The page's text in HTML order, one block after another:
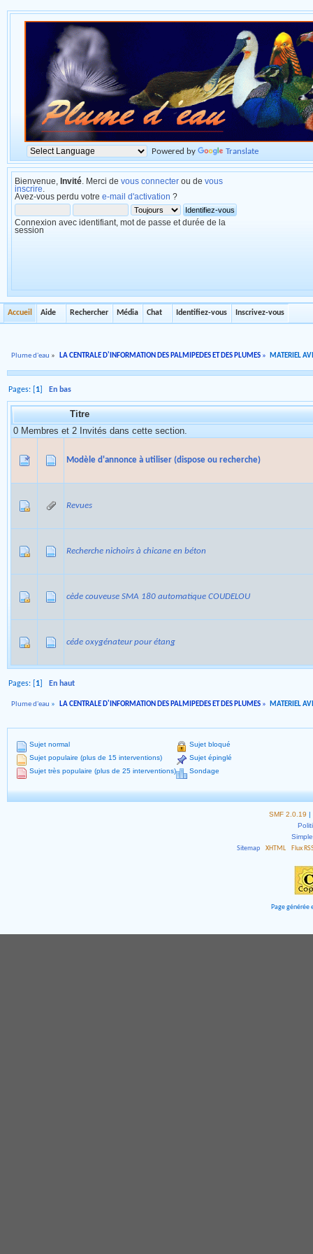
Powered by Translate
Bienvenue, Invité . Merci de vous connecter ou de vous
inscrire
Avez-vous perdu votre e-mail d'activation ?
Connexion avec identifiant, mot de passe et durée de la
session
Accueil Aide Rechercher Média Chat Identifiez-vous Inscrivez-vous
Plume d'eau » LA CENTRALE D'INFORMATION DES PALMIPEDES ET DES PLUMES » MATERIEL
Pages: [ 1 ]En bas
Titre
0 Membres et 2 Invités dans cette section.
Modèle d'annonce à utiliser (dispose ou recherche)
Revues
Recherche nichoirs à chicane en béton
cède couveuse SMA 180 automatique COUDELOU
céde oxygénateur pour étang
Pages: [ 1 En haut
Plume d'eau » LA CENTRALE D'INFORMATION DES PALMIPEDES ET DES PLUMES » MATERIEL
Sujet normal
Sujet populaire (plus de 15 interventions)
Sujet très populaire (plus de 25 interventions)
Sujet bloqué
Sujet épinglé
Sondage
SMF 2.0.19 |
Sitemap
XHTML Flux
Page générée